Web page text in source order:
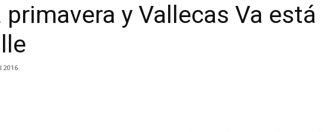
primavera y Vallecas Va está
2016